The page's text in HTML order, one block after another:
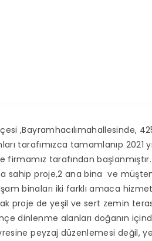
,Bayramhacılımahallesinde,
tarafımızca tamamlanıp
firmamız tarafından başlanmıştır.
sahip proje,2 ana bina ve
binaları iki farklı amaca
proje de yeşil ve sert zemin
dinlenme alanları doğanın
peyzaj düzenlemesi değil,